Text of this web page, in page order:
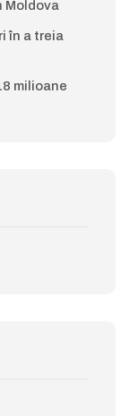
Moldova
în a treia
milioane